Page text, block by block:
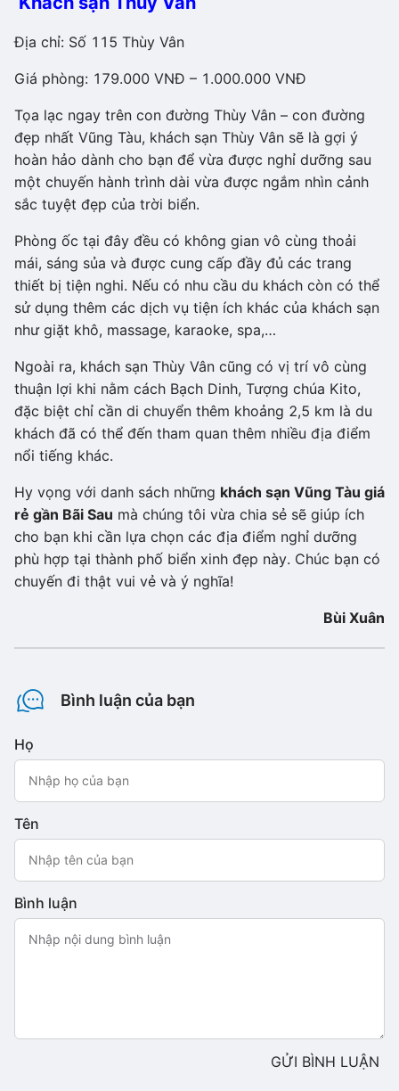
Địa chỉ: Số 115 Thùy Vân
Giá phòng: 179.000 VNĐ – 1.000.000 VNĐ
Tọa lạc ngay trên con đường Thùy Vân – con đường
đẹp nhất Vũng Tàu, khách sạn Thùy Vân sẽ là gợi ý
hoàn hảo dành cho bạn để vừa được nghỉ dưỡng sau
một chuyến hành trình dài vừa được ngắm nhìn cảnh
sắc tuyệt đẹp của trời biển.
Phòng ốc tại đây đều có không gian vô cùng thoải
mái, sáng sủa và được cung cấp đầy đủ các trang
thiết bị tiện nghi. Nếu có nhu cầu du khách còn có thể
sử dụng thêm các dịch vụ tiện ích khác của khách sạn
như giặt khô, massage, karaoke, spa,…
Ngoài ra, khách sạn Thùy Vân cũng có vị trí vô cùng
thuận lợi khi nằm cách Bạch Dinh, Tượng chúa Kito,
đặc biệt chỉ cần di chuyển thêm khoảng 2,5 km là du
khách đã có thể đến tham quan thêm nhiều địa điểm
nổi tiếng khác.
Hy vọng với danh sách những khách sạn Vũng Tàu giá
rẻ gần Bãi Sau mà chúng tôi vừa chia sẻ sẽ giúp ích
cho bạn khi cần lựa chọn các địa điểm nghỉ dưỡng
phù hợp tại thành phố biển xinh đẹp này. Chúc bạn có
chuyến đi thật vui vẻ và ý nghĩa!
Bùi Xuân
Bình luận của bạn
Họ
Tên
Bình luận
GỬI BÌNH LUẬN